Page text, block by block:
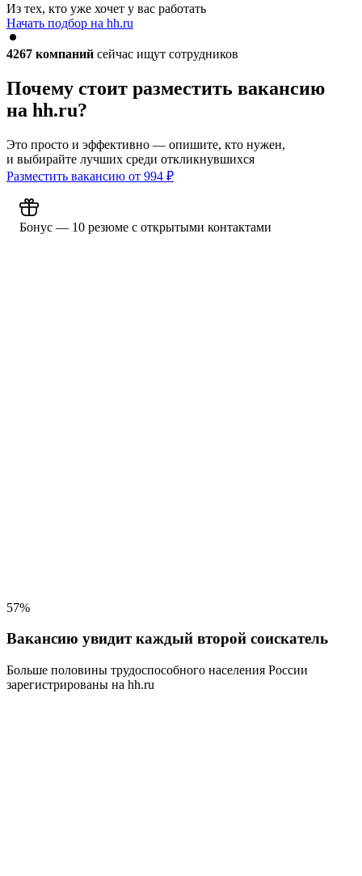
Из тех, кто уже хочет у вас работать
Начать подбор на hh.ru
4267 компаний сейчас ищут сотрудников
Почему стоит разместить вакансию
на hh.ru?
Это просто и эффективно — опишите, кто нужен,
и выбирайте лучших среди откликнувшихся
Разместить вакансию от 994 ₽
Бонус — 10 резюме с открытыми контактами
57%
Вакансию увидит каждый второй соискатель
Больше половины трудоспособного населения России
зарегистрированы на hh.ru